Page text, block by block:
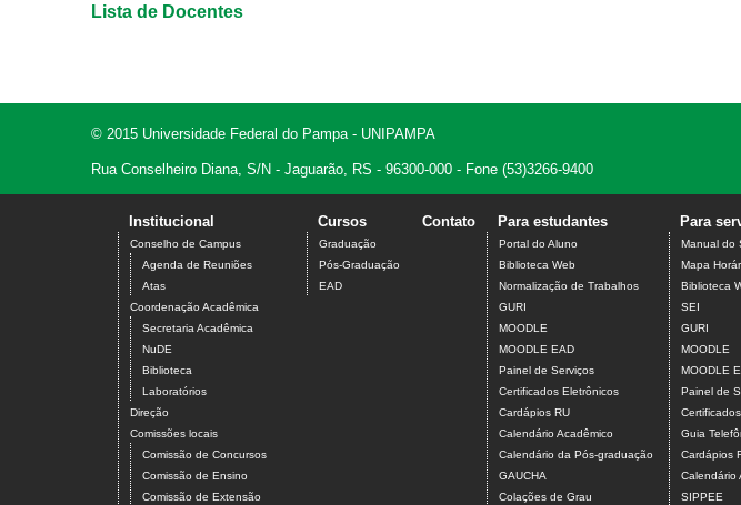
Lista de Docentes
© 2015 Universidade Federal do Pampa - UNIPAMPA
Rua Conselheiro Diana, S/N - Jaguarão, RS - 96300-000 - Fone (53)3266-9400
Institucional
Conselho de Campus
Agenda de Reuniões
Atas
Coordenação Acadêmica
Secretaria Acadêmica
NuDE
Biblioteca
Laboratórios
Direção
Comissões locais
Comissão de Concursos
Comissão de Ensino
Comissão de Extensão
Cursos
Graduação
Pós-Graduação
EAD
Contato Para estudantes
Portal do Aluno
Biblioteca Web
Normalização de Trabalhos
GURI
MOODLE
MOODLE EAD
Painel de Serviços
Certificados Eletrônicos
Cardápios RU
Calendário Acadêmico
Calendário da Pós-graduação
GAUCHA
Colações de Grau
Para
Manual do
Mapa
Biblioteca
SEI
GURI
MOODLE
MOODLE
Painel de
Guia
Cardápios
Calendário
SIPPEE